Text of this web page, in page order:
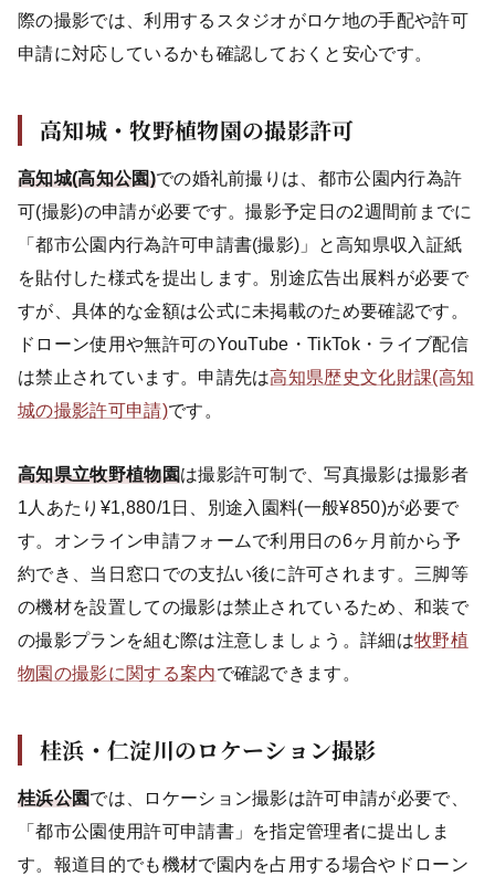
際の撮影では、利用するスタジオがロケ地の手配や許可
申請に対応しているかも確認しておくと安心です。
高知城・牧野植物園の撮影許可
高知城(高知公園)での婚礼前撮りは、都市公園内行為許
可(撮影)の申請が必要です。撮影予定日の2週間前までに
「都市公園内行為許可申請書(撮影)」と高知県収入証紙
を貼付した様式を提出します。別途広告出展料が必要で
すが、具体的な金額は公式に未掲載のため要確認です。
ドローン使用や無許可のYouTube・TikTok・ライブ配信
は禁止されています。申請先は高知県歴史文化財課(高知
城の撮影許可申請)です。
高知県立牧野植物園は撮影許可制で、写真撮影は撮影者
1人あたり¥1,880/1日、別途入園料(一般¥850)が必要で
す。オンライン申請フォームで利用日の6ヶ月前から予
約でき、当日窓口での支払い後に許可されます。三脚等
の機材を設置しての撮影は禁止されているため、和装で
の撮影プランを組む際は注意しましょう。詳細は牧野植
物園の撮影に関する案内で確認できます。
桂浜・仁淀川のロケーション撮影
桂浜公園では、ロケーション撮影は許可申請が必要で、
「都市公園使用許可申請書」を指定管理者に提出しま
す。報道目的でも機材で園内を占用する場合やドローン